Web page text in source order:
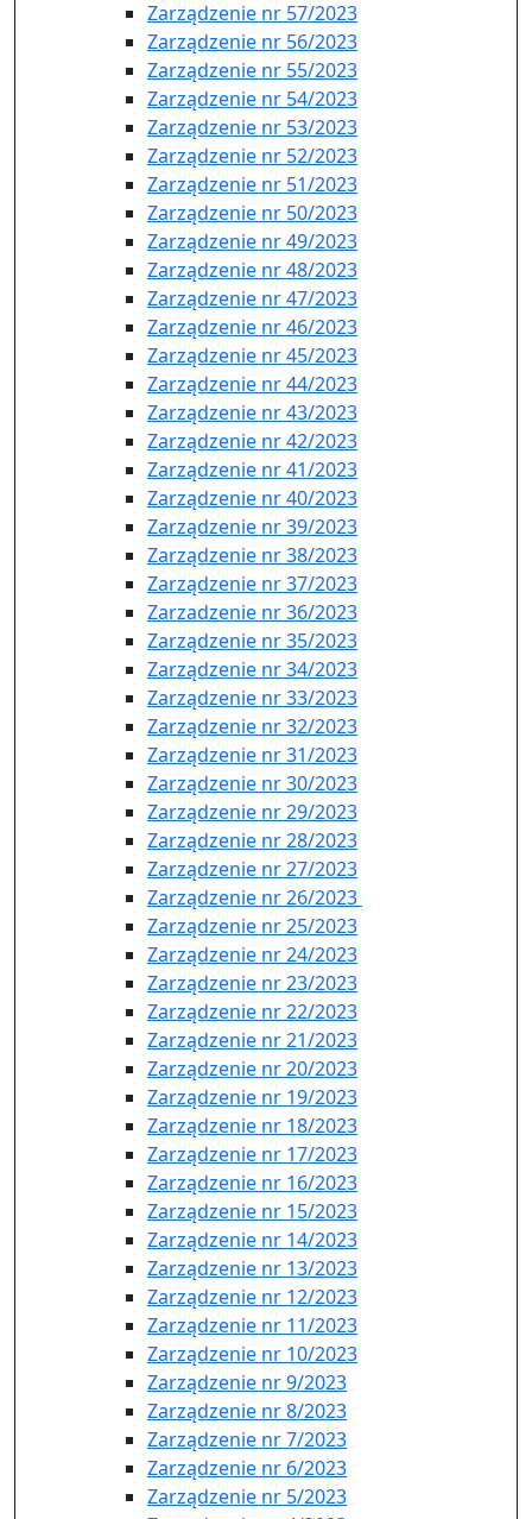
Zarządzenie nr 57/2023
Zarządzenie nr 56/2023
Zarządzenie nr 55/2023
Zarządzenie nr 54/2023
Zarządzenie nr 53/2023
Zarządzenie nr 52/2023
Zarządzenie nr 51/2023
Zarządzenie nr 50/2023
Zarządzenie nr 49/2023
Zarządzenie nr 48/2023
Zarządzenie nr 47/2023
Zarządzenie nr 46/2023
Zarządzenie nr 45/2023
Zarządzenie nr 44/2023
Zarządzenie nr 43/2023
Zarządzenie nr 42/2023
Zarządzenie nr 41/2023
Zarządzenie nr 40/2023
Zarządzenie nr 39/2023
Zarządzenie nr 38/2023
Zarządzenie nr 37/2023
Zarzadzenie nr 36/2023
Zarządzenie nr 35/2023
Zarządzenie nr 34/2023
Zarządzenie nr 33/2023
Zarządzenie nr 32/2023
Zarządzenie nr 31/2023
Zarządzenie nr 30/2023
Zarządzenie nr 29/2023
Zarządzenie nr 28/2023
Zarządzenie nr 27/2023
Zarządzenie nr 26/2023
Zarządzenie nr 25/2023
Zarządzenie nr 24/2023
Zarządzenie nr 23/2023
Zarządzenie nr 22/2023
Zarządzenie nr 21/2023
Zarządzenie nr 20/2023
Zarządzenie nr 19/2023
Zarządzenie nr 18/2023
Zarządzenie nr 17/2023
Zarządzenie nr 16/2023
Zarządzenie nr 15/2023
Zarządzenie nr 14/2023
Zarządzenie nr 13/2023
Zarządzenie nr 12/2023
Zarządzenie nr 11/2023
Zarządzenie nr 10/2023
Zarządzenie nr 9/2023
Zarządzenie nr 8/2023
Zarządzenie nr 7/2023
Zarządzenie nr 6/2023
Zarządzenie nr 5/2023